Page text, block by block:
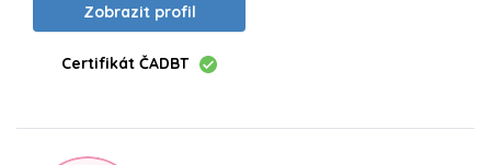
Zobrazit profil
Certifikát ČADBT